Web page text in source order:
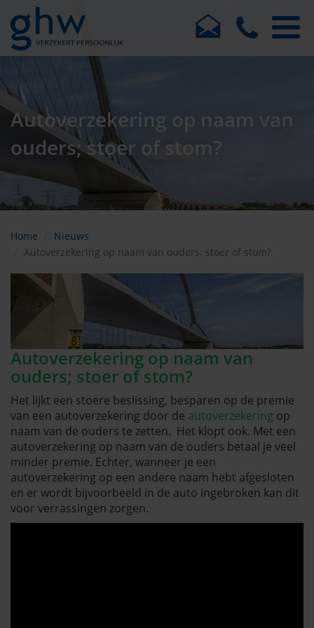
Autoverzekering op naam van
ouders; stoer of stom?
Home
Nieuws
Autoverzekering op naam van ouders; stoer of stom?
Autoverzekering op naam van
ouders; stoer of stom?
Het lijkt een stoere beslissing, besparen op de premie
van een autoverzekering door de autoverzekering op
naam van de ouders te zetten. Het klopt ook. Met een
autoverzekering op naam van de ouders betaal je veel
minder premie. Echter, wanneer je een
autoverzekering op een andere naam hebt afgesloten
en er wordt bijvoorbeeld in de auto ingebroken kan dit
voor verrassingen zorgen.